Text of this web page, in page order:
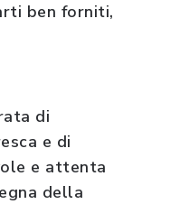
ben forniti,
di
e di
e attenta
della